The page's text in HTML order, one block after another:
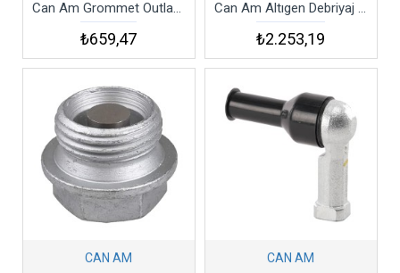
Can Am Grommet Outlander Defender Spyder
₺659,47
Can Am Altıgen Debriyaj Cıvatası Outlander Renegade 2006-2020
₺2.253,19
CAN AM CAN AM